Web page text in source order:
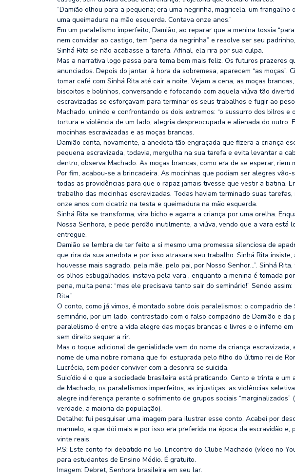
“Damião olhou para a pequena; era uma negrinha, magricela, um frangalho
uma queimadura na mão esquerda. Contava onze anos.”
Em um paralelismo imperfeito, Damião, ao reparar que a menina tossia
nem convidar ao castigo, tem “pena da negrinha” e resolve ser seu
Sinhá Rita se não acabasse a tarefa. Afinal, ela rira por sua culpa.
Mas a narrativa logo passa para tema bem mais feliz. Os futuros prazeres
anunciados. Depois do jantar, à hora da sobremesa, aparecem “as moças”.
tomar café com Sinhá Rita até cair a noite. Vejam a cena, as moças
biscoitos e bolinhos, conversando e fofocando com aquela viúva tão
escravizadas se esforçavam para terminar os seus trabalhos e fugir ao
Machado, unindo e confrontando os dois extremos: “o sussurro dos bilros e
tortura e violência de um lado, alegria despreocupada e alienada do outro.
mocinhas escravizadas e as moças brancas.
Damião conta, novamente, a anedota tão engraçada que fizera a criança
pequena escravizada, todavia, mergulha na sua tarefa e evita levantar a
dentro, observa Machado. As moças brancas, como era de se esperar, riem
Por fim, acabou-se a brincadeira. As mocinhas que podiam ser alegres vão-
todas as providências para que o rapaz jamais tivesse que vestir a batina.
trabalho das mocinhas escravizadas. Todas haviam terminado suas
onze anos com cicatriz na testa e queimadura na mão esquerda.
Sinhá Rita se transforma, vira bicho e agarra a criança por uma orelha.
Nossa Senhora, e pede perdão inutilmente, a viúva, vendo que a vara está
entregue.
Damião se lembra de ter feito a si mesmo uma promessa silenciosa de
que rira da sua anedota e por isso atrasara seu trabalho. Sinhá Rita
houvesse mais sagrado, pela mãe, pelo pai, por Nosso Senhor…”. Sinhá
os olhos esbugalhados, instava pela vara”, enquanto a menina é tomada
pena, muita pena: “mas ele precisava tanto sair do seminário!” Sendo
Rita.”
O conto, como já vimos, é montado sobre dois paralelismos: o compadrio
seminário, por um lado, contrastado com o falso compadrio de Damião e da
paralelismo é entre a vida alegre das moças brancas e livres e o inferno
sem direito sequer a rir.
Mas o toque adicional de genialidade vem do nome da criança escravizada,
nome de uma nobre romana que foi estuprada pelo filho do último rei de
Lucrécia, sem poder conviver com a desonra se suicida.
Suicídio é o que a sociedade brasileira está praticando. Cento e trinta e um
de Machado, os paralelismos imperfeitos, as injustiças, as violências
alegre indiferença perante o sofrimento de grupos sociais “marginalizados”
verdade, a maioria da população).
Detalhe: fui pesquisar uma imagem para ilustrar esse conto. Acabei por
marmelo, a que dói mais e por isso era preferida na época da escravidão e,
vinte reais.
P.S: Este conto foi debatido no 5o. Encontro do Clube Machado (vídeo no
para estudantes de Ensino Médio. É gratuito.
Imagem: Debret, Senhora brasileira em seu lar.